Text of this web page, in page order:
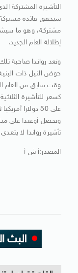
التأشيرة المشتركة
سيحقق فائدة مشتركة
مشتركة، وهو ما
إطلالة العام الجديد.
وتعد رواندا صاحبة
حوض النيل ذات
وقت سابق من العام
كسعر للتأشيرة
على 50 دولارا
وتحصل أوغندا على
تأشيرة رواندا لا يتعدى الـ30
المصدر:أ ش أ